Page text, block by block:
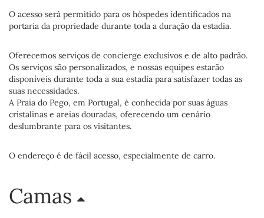
O acesso será permitido para os hóspedes identificados na
portaria da propriedade durante toda a duração da estadia.
Oferecemos serviços de concierge exclusivos e de alto padrão.
Os serviços são personalizados, e nossas equipes estarão
disponíveis durante toda a sua estadia para satisfazer todas as
suas necessidades.
A Praia do Pego, em Portugal, é conhecida por suas águas
cristalinas e areias douradas, oferecendo um cenário
deslumbrante para os visitantes.
O endereço é de fácil acesso, especialmente de carro.
Camas